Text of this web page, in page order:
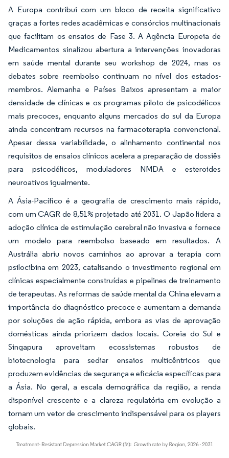
A Europa contribui com um bloco de receita significativo
graças a fortes redes acadêmicas e consórcios multinacionais
que facilitam os ensaios de Fase 3. A Agência Europeia de
Medicamentos sinalizou abertura a intervenções inovadoras
em saúde mental durante seu workshop de 2024, mas os
debates sobre reembolso continuam no nível dos estados-
membros. Alemanha e Países Baixos apresentam a maior
densidade de clínicas e os programas piloto de psicodélicos
mais precoces, enquanto alguns mercados do sul da Europa
ainda concentram recursos na farmacoterapia convencional.
Apesar dessa variabilidade, o alinhamento continental nos
requisitos de ensaios clínicos acelera a preparação de dossiês
para psicodélicos, moduladores NMDA e esteroides
neuroativos igualmente.
A Ásia-Pacífico é a geografia de crescimento mais rápido,
com um CAGR de 8,51% projetado até 2031. O Japão lidera a
adoção clínica de estimulação cerebral não invasiva e fornece
um modelo para reembolso baseado em resultados. A
Austrália abriu novos caminhos ao aprovar a terapia com
psilocibina em 2023, catalisando o investimento regional em
clínicas especialmente construídas e pipelines de treinamento
de terapeutas. As reformas de saúde mental da China elevam a
importância do diagnóstico precoce e aumentam a demanda
por soluções de ação rápida, embora as vias de aprovação
domésticas ainda priorizem dados locais. Coreia do Sul e
Singapura aproveitam ecossistemas robustos de
biotecnologia para sediar ensaios multicêntricos que
produzem evidências de segurança e eficácia específicas para
a Ásia. No geral, a escala demográfica da região, a renda
disponível crescente e a clareza regulatória em evolução a
tornam um vetor de crescimento indispensável para os players
globais.